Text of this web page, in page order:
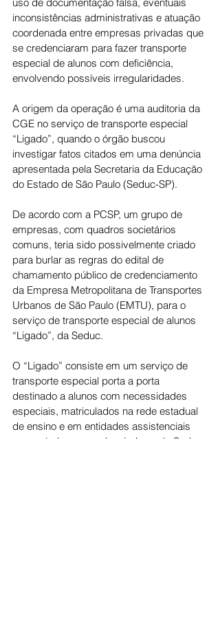
inconsistências administrativas e atuação
coordenada entre empresas privadas que
se credenciaram para fazer transporte
especial de alunos com deficiência,
envolvendo possíveis irregularidades.
A origem da operação é uma auditoria da
CGE no serviço de transporte especial
“Ligado”, quando o órgão buscou
investigar fatos citados em uma denúncia
apresentada pela Secretaria da Educação
do Estado de São Paulo (Seduc-SP).
De acordo com a PCSP, um grupo de
empresas, com quadros societários
comuns, teria sido possivelmente criado
para burlar as regras do edital de
chamamento público de credenciamento
da Empresa Metropolitana de Transportes
Urbanos de São Paulo (EMTU), para o
serviço de transporte especial de alunos
“Ligado”, da Seduc.
O “Ligado” consiste em um serviço de
transporte especial porta a porta
destinado a alunos com necessidades
especiais, matriculados na rede estadual
de ensino e em entidades assistenciais
conveniadas ou credenciadas pela Seduc-